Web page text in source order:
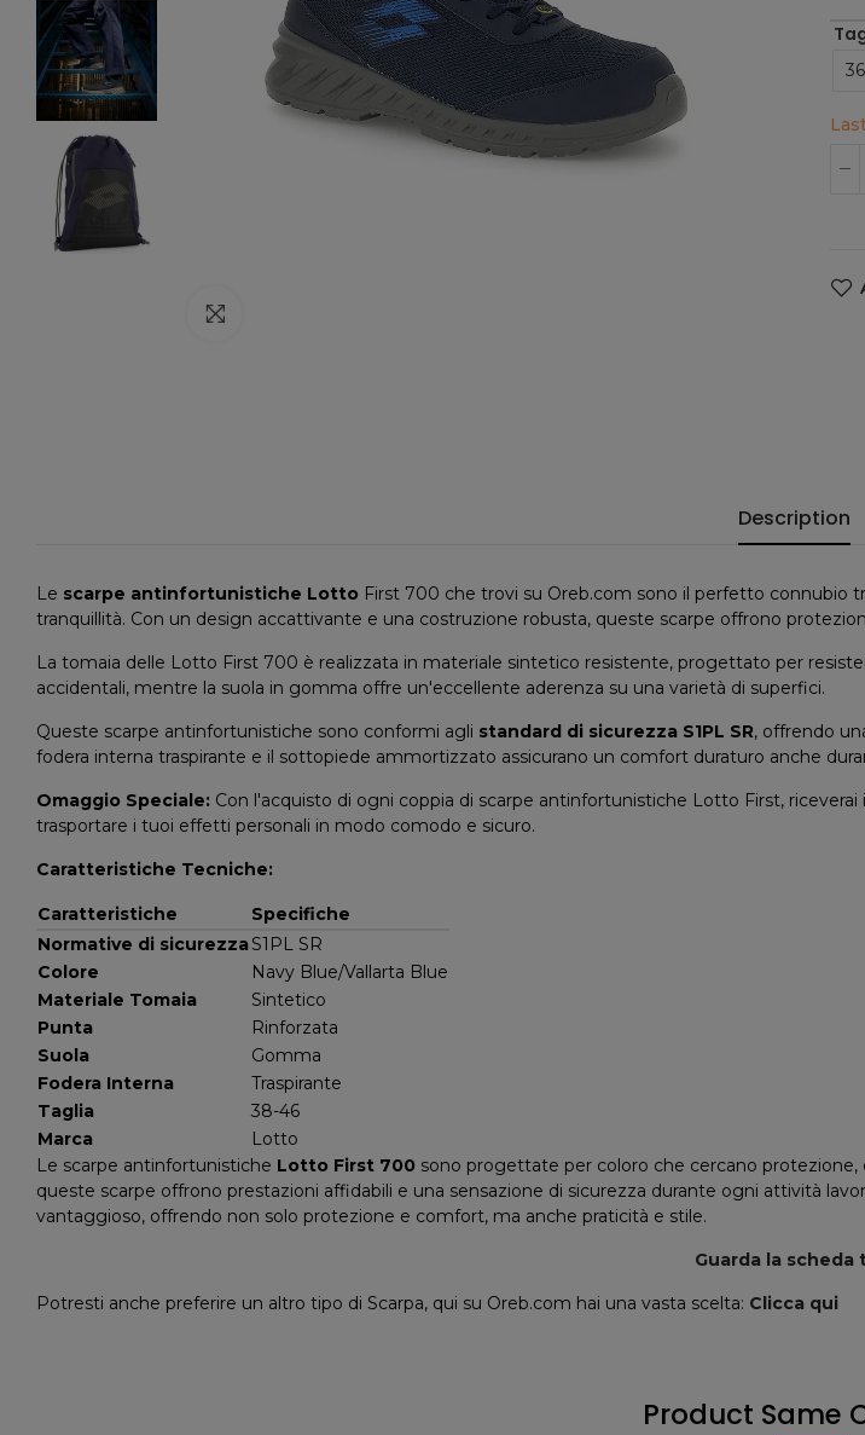
Description
Le scarpe antinfortunistiche Lotto First 700 che trovi su Oreb.com sono il perfetto connubio
tranquillità. Con un design accattivante e una costruzione robusta, queste scarpe offrono
La tomaia delle Lotto First 700 è realizzata in materiale sintetico resistente, progettato per
accidentali, mentre la suola in gomma offre un'eccellente aderenza su una varietà di superfici.
Queste scarpe antinfortunistiche sono conformi agli standard di sicurezza S1PL SR, offrendo
fodera interna traspirante e il sottopiede ammortizzato assicurano un comfort duraturo anche
Omaggio Speciale: Con l'acquisto di ogni coppia di scarpe antinfortunistiche Lotto First,
trasportare i tuoi effetti personali in modo comodo e sicuro.
Caratteristiche Tecniche:
Caratteristiche
Specifiche
Normative di sicurezzaS1PL SR
Colore
Navy Blue/Vallarta Blue
Materiale Tomaia
Sintetico
Punta
Rinforzata
Suola
Gomma
Fodera Interna
Traspirante
Taglia
38-46
Marca
Lotto
Le scarpe antinfortunistiche Lotto First 700 sono progettate per coloro che cercano
queste scarpe offrono prestazioni affidabili e una sensazione di sicurezza durante ogni attività
vantaggioso, offrendo non solo protezione e comfort, ma anche praticità e stile.
Guarda la scheda
Potresti anche preferire un altro tipo di Scarpa, qui su Oreb.com hai una vasta scelta: Clicca qui
Product Same